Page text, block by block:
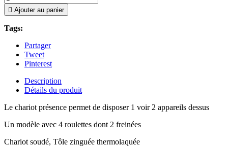
 Ajouter au panier
Tags:
Partager
Tweet
Pinterest
Description
Détails du produit
Le chariot présence permet de disposer 1 voir 2 appareils dessus
Un modèle avec 4 roulettes dont 2 freinées
Chariot soudé, Tôle zinguée thermolaquée